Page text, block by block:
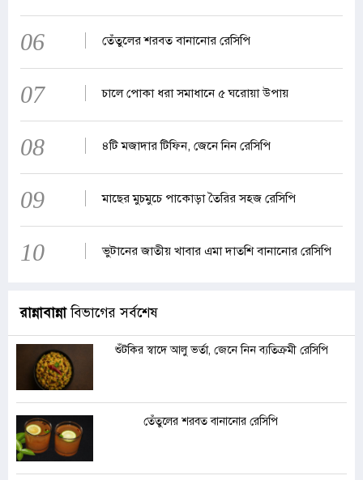
06 তেঁতুলের শরবত বানানোর রেসিপি
07 চালে পোকা ধরা সমাধানে ৫ ঘরোয়া উপায়
08 ৪টি মজাদার টিফিন, জেনে নিন রেসিপি
09 মাছের মুচমুচে পাকোড়া তৈরির সহজ রেসিপি
10 ভুটানের জাতীয় খাবার এমা দাতশি বানানোর রেসিপি
রান্নাবান্নাবিভাগের সর্বশেষ
শুঁটকির স্বাদে আলু ভর্তা, জেনে নিন ব্যতিক্রমী রেসিপি
তেঁতুলের শরবত বানানোর রেসিপি